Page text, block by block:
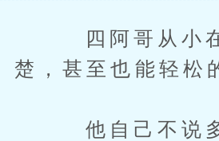
四阿哥从小在皇
楚，甚至也能轻松
他自己不说多么